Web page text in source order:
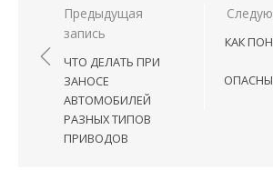
Навигация по
Предыдущая
запись
ЧТО ДЕЛАТЬ ПРИ
ЗАНОСЕ
АВТОМОБИЛЕЙ
РАЗНЫХ ТИПОВ
ПРИВОДОВ
КАК